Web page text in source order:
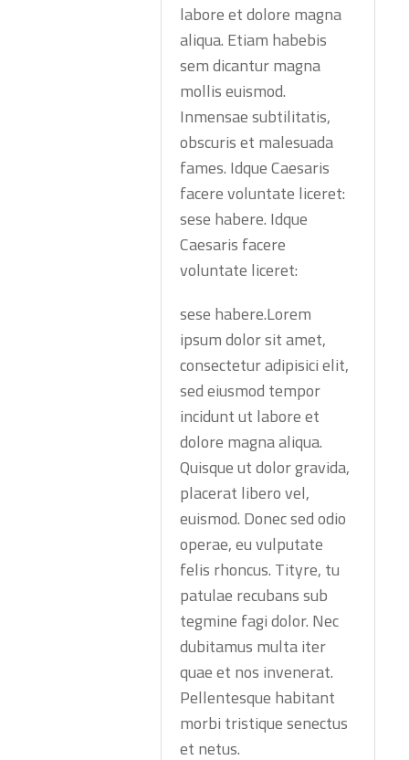
labore et dolore magna
aliqua. Etiam habebis
sem dicantur magna
mollis euismod.
Inmensae subtilitatis,
obscuris et malesuada
fames. Idque Caesaris
facere voluntate liceret:
sese habere. Idque
Caesaris facere
voluntate liceret:
sese habere.Lorem
ipsum dolor sit amet,
consectetur adipisici elit,
sed eiusmod tempor
incidunt ut labore et
dolore magna aliqua.
Quisque ut dolor gravida,
placerat libero vel,
euismod. Donec sed odio
operae, eu vulputate
felis rhoncus. Tityre, tu
patulae recubans sub
tegmine fagi dolor. Nec
dubitamus multa iter
quae et nos invenerat.
Pellentesque habitant
morbi tristique senectus
et netus.